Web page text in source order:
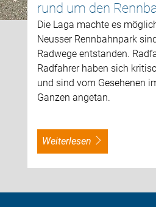
rund um den
Die Laga machte es
Neusser Rennbahnpark
Radwege entstanden.
Radfahrer haben sich
und sind vom Gesehenen
Ganzen angetan.
weiterlesen